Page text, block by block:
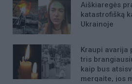
Aiškiaregės
katastrofišką
Ukrainoje
Kraupi avarija
tris
kaip bus
mergaite, jos